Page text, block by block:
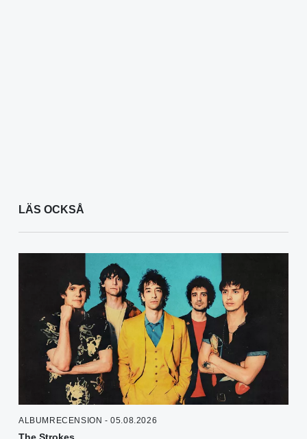
LÄS OCKSÅ
ALBUMRECENSION - 05.08.2026